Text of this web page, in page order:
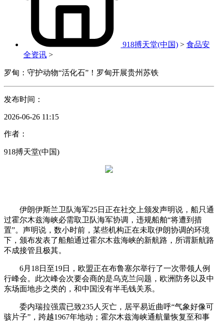
918搏天堂(中国) > 食品安
全资讯 >
罗甸：守护动物“活化石”！罗甸开展贵州苏铁
发布时间：
2026-06-26 11:15
作者：
918搏天堂(中国)
伊朗伊斯兰卫队海军25日正在社交上颁发声明说，船只通
过霍尔木兹海峡必需取卫队海军协调，违规船舶“将遭到措
置”。声明说，数小时前，某些机构正在未取伊朗协调的环境
下，颁布发表了船舶通过霍尔木兹海峡的新航路，所谓新航路
不成接管且极其。
6月18日至19日，欧盟正在布鲁塞尔举行了一次带领人例
行峰会。此次峰会次要会商的是乌克兰问题，欧洲防务以及中
东场面地步之类的，和中国没有半毛钱关系。
委内瑞拉强震已致235人灭亡，居平易近曲呼“气象好像可
骇片子”，跨越1967年地动；霍尔木兹海峡通航量恢复至和事